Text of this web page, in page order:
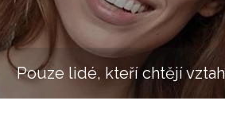
Pouze lidé, kteří chtějí vztah